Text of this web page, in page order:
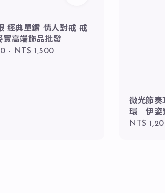
經典單鑽 情人對戒 戒
寶高端飾品批發
- NT$ 1,500
微光節奏
環｜伊姿
Regular
NT$